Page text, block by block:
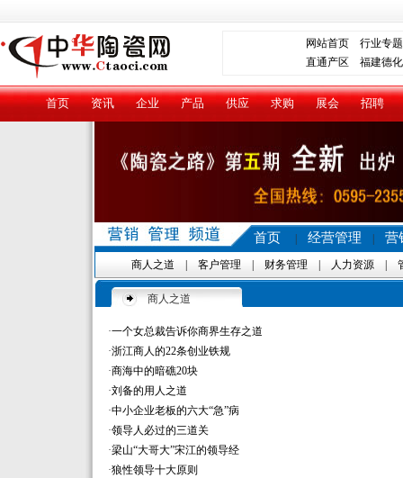
网站首页
行业专题
直通产区 福建德化
首页 资讯 企业 产品 供应 求购 展会 招聘
首页 经营管理 营
商人之道 客户管理 财务管理 人力资源
商人之道
·一个女总裁告诉你商界生存之道
·浙江商人的22条创业铁规
·商海中的暗礁20块
·刘备的用人之道
·中小企业老板的六大“急”病
·领导人必过的三道关
·梁山“大哥大”宋江的领导经
·狼性领导十大原则